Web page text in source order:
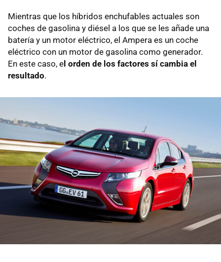
Mientras que los híbridos enchufables actuales son
coches de gasolina y diésel a los que se les añade una
batería y un motor eléctrico, el Ampera es un coche
eléctrico con un motor de gasolina como generador.
En este caso, el orden de los factores sí cambia el
resultado.